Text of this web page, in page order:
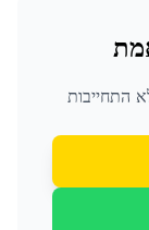
התחייבות